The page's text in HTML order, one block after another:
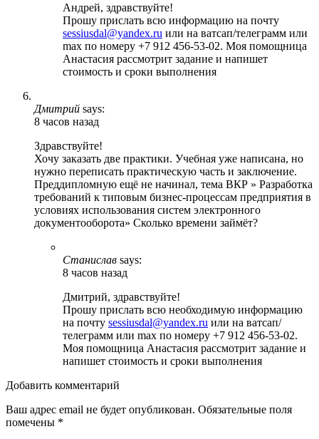
Андрей, здравствуйте!
Прошу прислать всю информацию на почту
sessiusdal@yandex.ru или на ватсап/телеграмм или
max по номеру +7 912 456-53-02. Моя помощница
Анастасия рассмотрит задание и напишет
стоимость и сроки выполнения
Дмитрий says:
8 часов назад
Здравствуйте!
Хочу заказать две практики. Учебная уже написана, но
нужно переписать практическую часть и заключение.
Преддипломную ещё не начинал, тема ВКР » Разработка
требований к типовым бизнес-процессам предприятия в
условиях использования систем электронного
документооборота» Сколько времени займёт?
Станислав says:
8 часов назад
Дмитрий, здравствуйте!
Прошу прислать всю необходимую информацию
на почту sessiusdal@yandex.ru или на ватсап/
телеграмм или max по номеру +7 912 456-53-02.
Моя помощница Анастасия рассмотрит задание и
напишет стоимость и сроки выполнения
Добавить комментарий
Ваш адрес email не будет опубликован. Обязательные поля
помечены *